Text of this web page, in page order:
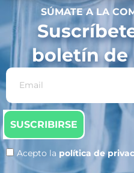
SÚMATE A LA
boletín de
Acepto la política de
SUSCRIBIRSE